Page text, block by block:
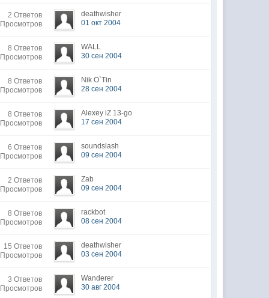
2 Ответов
deathwisher
01 окт 2004
8 Ответов
WALL
30 сен 2004
8 Ответов
Nik O`Tin
28 сен 2004
8 Ответов
Alexey iZ 13-go
17 сен 2004
6 Ответов
soundslash
09 сен 2004
2 Ответов
Zab
09 сен 2004
8 Ответов
rackbot
08 сен 2004
15 Ответов
deathwisher
03 сен 2004
3 Ответов
Wanderer
30 авг 2004